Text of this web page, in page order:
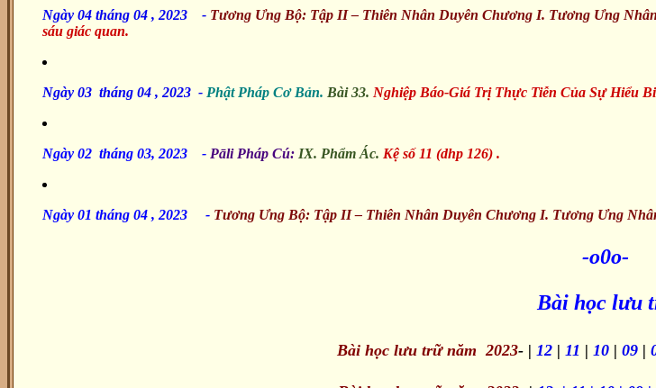
Ngày 04 tháng 04 , 2023 -Tương Ưng Bộ: Tập II – Thiên Nhân Duyên Chương I. Tương Ưng
sáu giác quan.
Ngày 03 tháng 04 , 2023 - Phật Pháp Cơ Bản. Bài 33. Nghiệp Báo-Giá Trị Thực Tiễn Của Sự Hiểu
Ngày 02 tháng 03, 2023 - Pāli Pháp Cú: IX. Phẩm Ác. Kệ số 11 (dhp 126) .
Ngày 01 tháng 04 , 2023 -Tương Ưng Bộ: Tập II – Thiên Nhân Duyên Chương I. Tương Ưng
-o0o-
Bài học lưu
Bài học lưu trữ năm 2023- | 12 | 11 | 10 | 09 |